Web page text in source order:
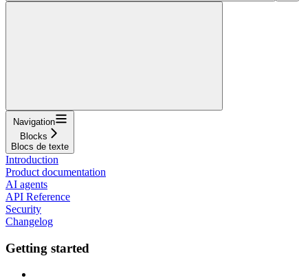
Navigation
Blocks
Blocs de texte
Introduction
Product documentation
AI agents
API Reference
Security
Changelog
Getting started